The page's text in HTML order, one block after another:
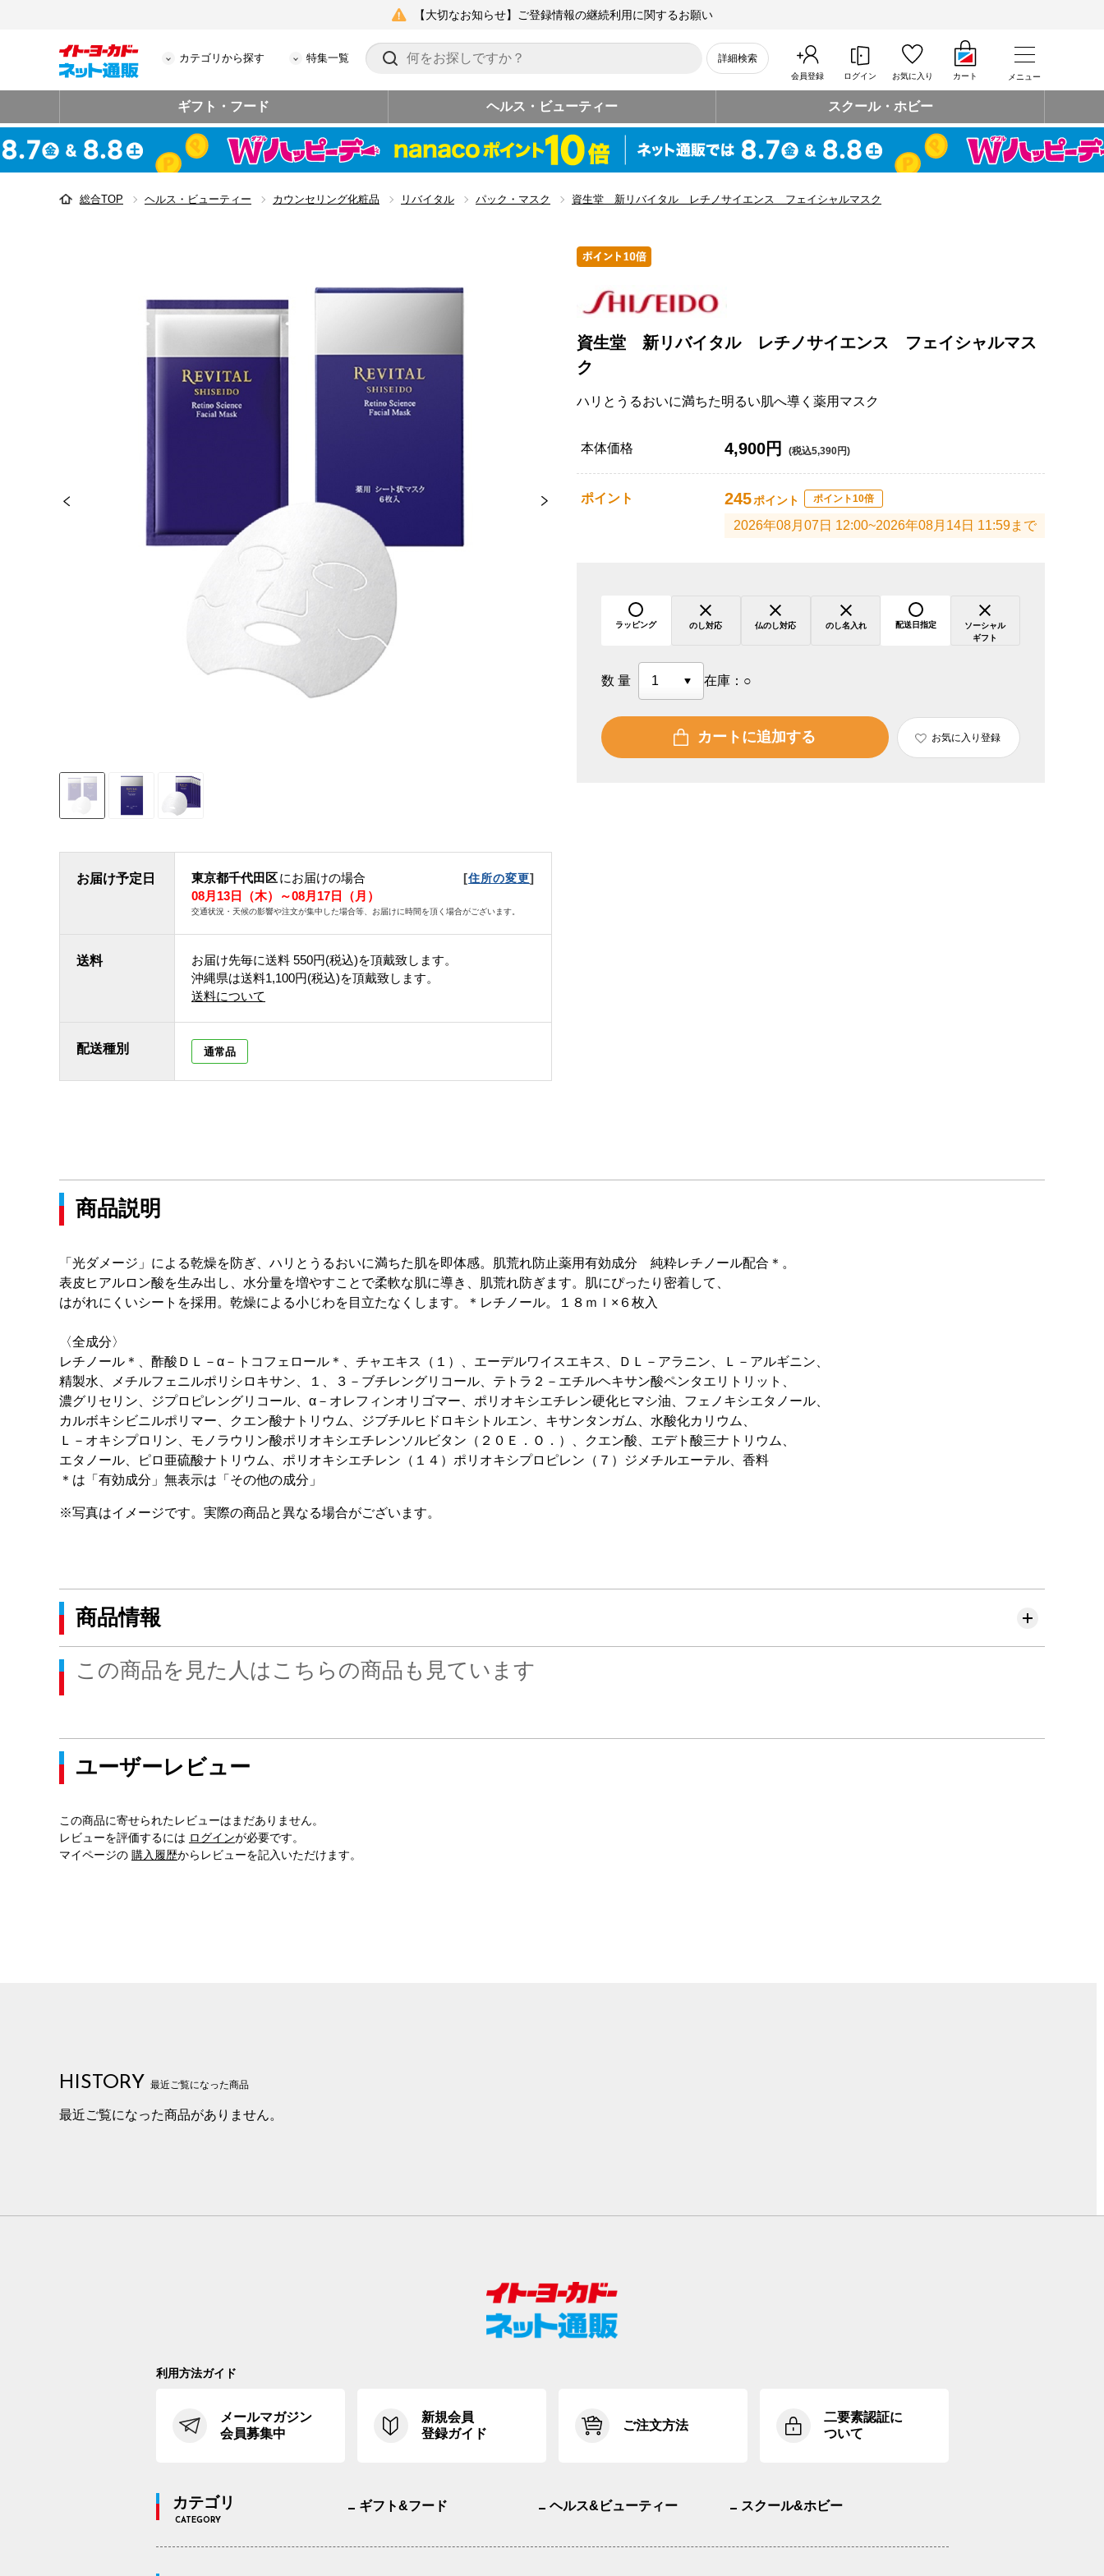
【大切なお知らせ】ご登録情報の継続利用に関するお願い
カテゴリから探す 特集一覧 詳細検索
会員登録 ログイン お気に入り カート メニュー
ギフト・フード ヘルス・ビューティー スクール・ホビー
総合TOP ヘルス・ビューティー カウンセリング化粧品 リバイタル パック・マスク 資生堂 新リバイタル レチノサイエンス フェイシャルマスク
お届け予定日 東京都千代田区にお届けの場合 [住所の変更]
08月13日（木）～08月17日（月）
交通状況・天候の影響や注文が集中した場合等、お届けに時間を頂く場合がございます。
送料 お届け先毎に送料 550円(税込)を頂戴致します。
沖縄県は送料1,100円(税込)を頂戴致します。
送料について
配送種別 通常品
資生堂 新リバイタル レチノサイエンス フェイシャルマス
ク
ハリとうるおいに満ちた明るい肌へ導く薬用マスク
本体価格 4,900円 (税込5,390円)
ポイント 245ポイント ポイント10倍
2026年08月07日 12:00~2026年08月14日 11:59まで
ラッピング のし対応 仏のし対応 のし名入れ 配送日指定
ソーシャル
ギフト
数量 在庫： ○
カートに追加する お気に入り登録
商品説明
「光ダメージ」による乾燥を防ぎ、ハリとうるおいに満ちた肌を即体感。肌荒れ防止薬用有効成分 純粋レチノール配合＊。
表皮ヒアルロン酸を生み出し、水分量を増やすことで柔軟な肌に導き、肌荒れ防ぎます。肌にぴったり密着して、
はがれにくいシートを採用。乾燥による小じわを目立たなくします。＊レチノール。１８ｍｌ×６枚入
〈全成分〉
レチノール＊、酢酸ＤＬ－α－トコフェロール＊、チャエキス（１）、エーデルワイスエキス、ＤＬ－アラニン、Ｌ－アルギニン、
精製水、メチルフェニルポリシロキサン、１、３－ブチレングリコール、テトラ２－エチルヘキサン酸ペンタエリトリット、
濃グリセリン、ジプロピレングリコール、α－オレフィンオリゴマー、ポリオキシエチレン硬化ヒマシ油、フェノキシエタノール、
カルボキシビニルポリマー、クエン酸ナトリウム、ジブチルヒドロキシトルエン、キサンタンガム、水酸化カリウム、
Ｌ－オキシプロリン、モノラウリン酸ポリオキシエチレンソルビタン（２０Ｅ．Ｏ．）、クエン酸、エデト酸三ナトリウム、
エタノール、ピロ亜硫酸ナトリウム、ポリオキシエチレン（１４）ポリオキシプロピレン（７）ジメチルエーテル、香料
＊は「有効成分」無表示は「その他の成分」
※写真はイメージです。実際の商品と異なる場合がございます。
商品情報
この商品を見た人はこちらの商品も見ています
ユーザーレビュー
この商品に寄せられたレビューはまだありません。
レビューを評価するには ログインが必要です。
マイページの 購入履歴からレビューを記入いただけます。
HISTORY 最近ご覧になった商品
最近ご覧になった商品がありません。
利用方法ガイド
メールマガジン
会員募集中
新規会員
登録ガイド
ご注文方法
二要素認証に
ついて
カテゴリ
CATEGORY
ギフト&フード ヘルス&ビューティー スクール&ホビー